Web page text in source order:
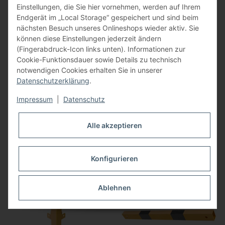
Endpfosten Schutzgeländer
Stahlrohr 70x70mm, Länge
1000mm, zum Aufdübeln
195,90 €*
70x70mm, Länge 1000mm,
zum Aufdübeln
211,90 €*
Einstellungen, die Sie hier vornehmen, werden auf Ihrem
Endgerät im „Local Storage“ gespeichert und sind beim
nächsten Besuch unseres Onlineshops wieder aktiv. Sie
können diese Einstellungen jederzeit ändern
(Fingerabdruck-Icon links unten). Informationen zur
Cookie-Funktionsdauer sowie Details zu technisch
notwendigen Cookies erhalten Sie in unserer
Datenschutzerklärung.
Impressum Datenschutz
Alle akzeptieren
Konfigurieren
Ablehnen